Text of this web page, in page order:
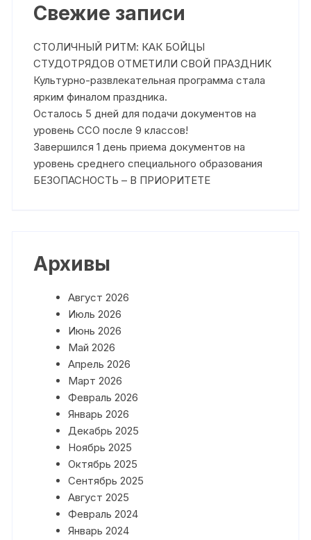
Свежие записи
СТОЛИЧНЫЙ РИТМ: КАК БОЙЦЫ
СТУДОТРЯДОВ ОТМЕТИЛИ СВОЙ ПРАЗДНИК
Культурно-развлекательная программа стала
ярким финалом праздника.
Осталось 5 дней для подачи документов на
уровень ССО после 9 классов!
Завершился 1 день приема документов на
уровень среднего специального образования
БЕЗОПАСНОСТЬ – В ПРИОРИТЕТЕ
Архивы
Август 2026
Июль 2026
Июнь 2026
Май 2026
Апрель 2026
Март 2026
Февраль 2026
Январь 2026
Декабрь 2025
Ноябрь 2025
Октябрь 2025
Сентябрь 2025
Август 2025
Февраль 2024
Январь 2024